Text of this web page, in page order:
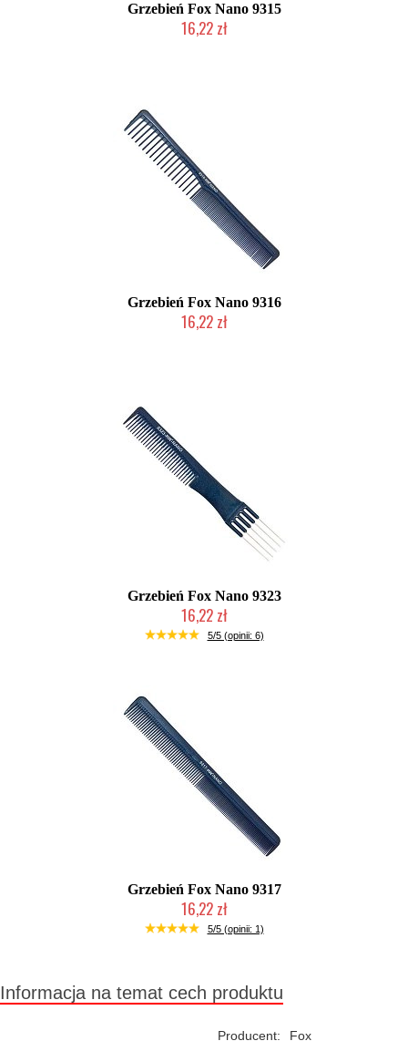
Grzebień Fox Nano 9315
16,22 zł
Grzebień Fox Nano 9316
16,22 zł
Grzebień Fox Nano 9323
16,22 zł
Duża ilość (wysyłka w 24h)
5/5 (opinii: 6)
Grzebień Fox Nano 9317
16,22 zł
Duża ilość (wysyłka w 24h)
5/5 (opinii: 1)
Informacja na temat cech produktu
Producent: Fox